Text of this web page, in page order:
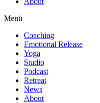
Menü
Coaching
Emotional Release
Yoga
Studio
Podcast
Retreat
News
About